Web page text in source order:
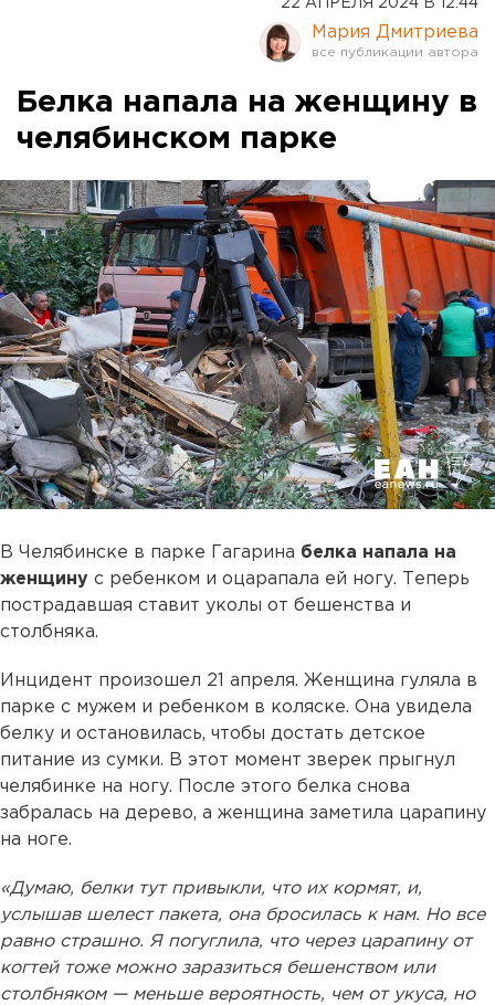
22 АПРЕЛЯ 2024 В 12:44
Мария Дмитриева
Белка напала на женщину в
челябинском парке
В Челябинске в парке Гагарина белка напала на
женщину с ребенком и оцарапала ей ногу. Теперь
пострадавшая ставит уколы от бешенства и
столбняка.
Инцидент произошел 21 апреля. Женщина гуляла в
парке с мужем и ребенком в коляске. Она увидела
белку и остановилась, чтобы достать детское
питание из сумки. В этот момент зверек прыгнул
челябинке на ногу. После этого белка снова
забралась на дерево, а женщина заметила царапину
на ноге.
«Думаю, белки тут привыкли, что их кормят, и,
услышав шелест пакета, она бросилась к нам. Но все
равно страшно. Я погуглила, что через царапину от
когтей тоже можно заразиться бешенством или
столбняком — меньше вероятность, чем от укуса, но